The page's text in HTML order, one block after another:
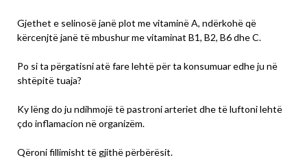
Gjethet e selinosë janë plot me vitaminë A, ndërkohë që
kërcenjtë janë të mbushur me vitaminat B1, B2, B6 dhe C.
Po si ta përgatisni atë fare lehtë për ta konsumuar edhe ju në
shtëpitë tuaja?
Ky lëng do ju ndihmojë të pastroni arteriet dhe të luftoni lehtë
çdo inflamacion në organizëm.
Qëroni fillimisht të gjithë përbërësit.